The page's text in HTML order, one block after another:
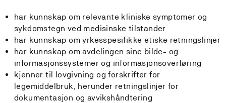
har kunnskap om relevante kliniske symptomer og
sykdomstegn ved medisinske tilstander
har kunnskap om yrkesspesifikke etiske retningslinjer
har kunnskap om avdelingen sine bilde- og
informasjonssystemer og informasjonsoverføring
kjenner til lovgivning og forskrifter for
legemiddelbruk, herunder retningslinjer for
dokumentasjon og avvikshåndtering